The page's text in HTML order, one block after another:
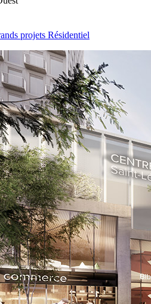
projets Résidentiel